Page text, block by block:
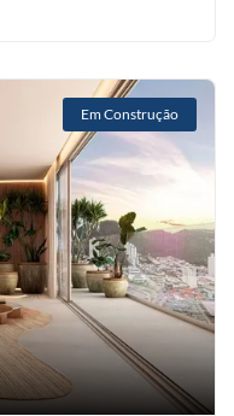
Em Construção